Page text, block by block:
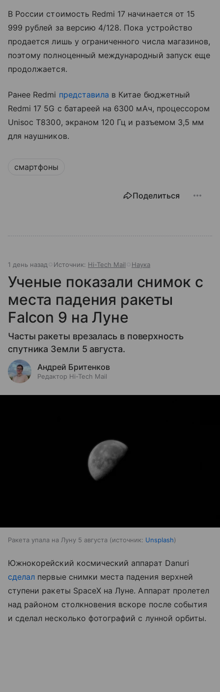
В России стоимость Redmi 17 начинается от 15
999 рублей за версию 4/128. Пока устройство
продается лишь у ограниченного числа магазинов,
поэтому полноценный международный запуск еще
продолжается.
Ранее Redmi представила в Китае бюджетный
Redmi 17 5G с батареей на 6300 мАч, процессором
Unisoc T8300, экраном 120 Гц и разъемом 3,5 мм
для наушников.
смартфоны
Поделиться
1 день назад Источник: Hi-Tech Mail Наука
Ученые показали снимок с
места падения ракеты
Falcon 9 на Луне
Часты ракеты врезалась в поверхность
спутника Земли 5 августа.
Андрей Бритенков
Редактор Hi-Tech Mail
Ракета упала на Луну 5 августа источник: Unsplash
Южнокорейский космический аппарат Danuri
сделал первые снимки места падения верхней
ступени ракеты SpaceX на Луне. Аппарат пролетел
над районом столкновения вскоре после события
и сделал несколько фотографий с лунной орбиты.